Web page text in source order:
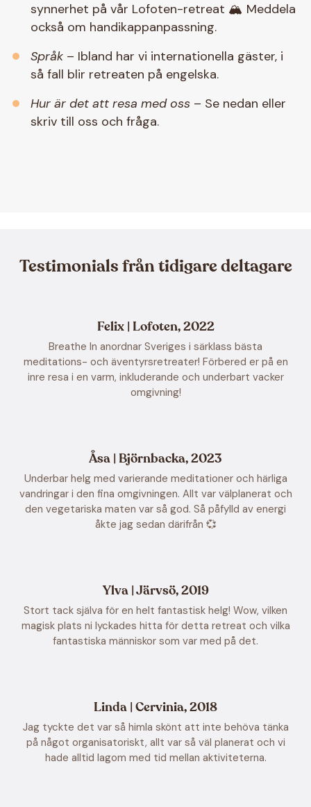
synnerhet på vår Lofoten-retreat 🏔️ Meddela
också om handikappanpassning.
Språk – Ibland har vi internationella gäster, i
så fall blir retreaten på engelska.
Hur är det att resa med oss – Se nedan eller
skriv till oss och fråga.
Testimonials från tidigare deltagare
Felix | Lofoten, 2022
Breathe In anordnar Sveriges i särklass bästa
meditations- och äventyrsretreater! Förbered er på en
inre resa i en varm, inkluderande och underbart vacker
omgivning!
Åsa | Björnbacka, 2023
Underbar helg med varierande meditationer och härliga
vandringar i den fina omgivningen. Allt var välplanerat och
den vegetariska maten var så god. Så påfylld av energi
åkte jag sedan därifrån 💞
Ylva | Järvsö, 2019
Stort tack själva för en helt fantastisk helg! Wow, vilken
magisk plats ni lyckades hitta för detta retreat och vilka
fantastiska människor som var med på det.
Linda | Cervinia, 2018
Jag tyckte det var så himla skönt att inte behöva tänka
på något organisatoriskt, allt var så väl planerat och vi
hade alltid lagom med tid mellan aktiviteterna.